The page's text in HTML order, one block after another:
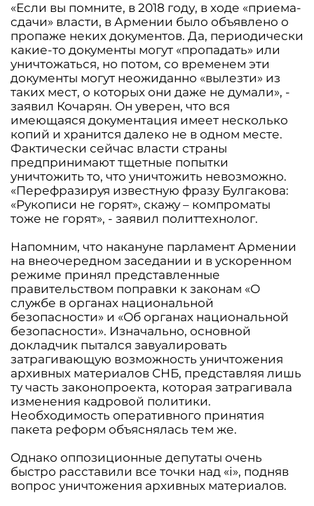
«Если вы помните, в 2018 году, в ходе «приема-
сдачи» власти, в Армении было объявлено о
пропаже неких документов. Да, периодически
какие-то документы могут «пропадать» или
уничтожаться, но потом, со временем эти
документы могут неожиданно «вылезти» из
таких мест, о которых они даже не думали», -
заявил Кочарян. Он уверен, что вся
имеющаяся документация имеет несколько
копий и хранится далеко не в одном месте.
Фактически сейчас власти страны
предпринимают тщетные попытки
уничтожить то, что уничтожить невозможно.
«Перефразируя известную фразу Булгакова:
«Рукописи не горят», скажу – компроматы
тоже не горят», - заявил политтехнолог.
Напомним, что накануне парламент Армении
на внеочередном заседании и в ускоренном
режиме принял представленные
правительством поправки к законам «О
службе в органах национальной
безопасности» и «Об органах национальной
безопасности». Изначально, основной
докладчик пытался завуалировать
затрагивающую возможность уничтожения
архивных материалов СНБ, представляя лишь
ту часть законопроекта, которая затрагивала
изменения кадровой политики.
Необходимость оперативного принятия
пакета реформ объяснялась тем же.
Однако оппозиционные депутаты очень
быстро расставили все точки над «i», подняв
вопрос уничтожения архивных материалов.